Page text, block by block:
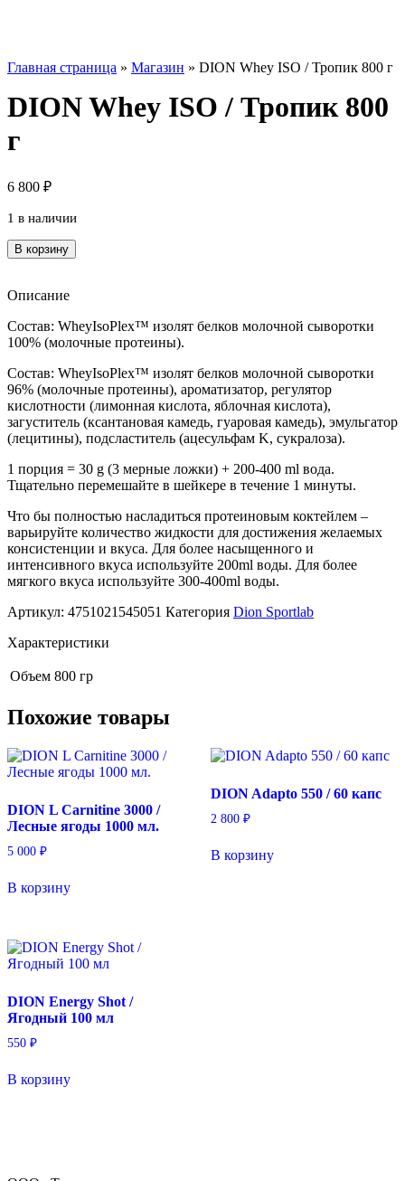
Главная страница » Магазин » DION Whey ISO / Тропик 800 г
DION Whey ISO / Тропик 800
г
6 800 ₽
1 в наличии
Количество
товара
Whey
/
Тропик
г
В корзину
Описание
Состав: WheyIsoPlex™ изолят белков молочной cыворотки
100% (молочные протеины).
Состав: WheyIsoPlex™ изолят белков молочной cыворотки
96% (молочные протеины), ароматизатор, регулятор
кислотности (лимонная кислота, яблочная кислота),
загуститель (ксантановая камедь, гуаровая камедь), эмульгатор
(лецитины), подсластитель (ацесульфам K, сукралоза).
1 порция = 30 g (3 мерные ложки) + 200-400 ml вода.
Тщательно перемешайте в шейкере в течение 1 минуты.
Что бы полностью насладиться протеиновым коктейлем –
варьируйте количество жидкости для достижения желаемых
консистенции и вкуса. Для более насыщенного и
интенсивного вкуса используйте 200ml воды. Для более
мягкого вкуса используйте 300-400ml воды.
Артикул: 4751021545051 Категория Dion Sportlab
Характеристики
Объем 800 гр
Похожие товары
DION L Carnitine 3000 /
Лесные ягоды 1000 мл.
5 000 ₽
В корзину
DION Adapto 550 / 60 капс
2 800 ₽
В корзину
DION Energy Shot /
Ягодный 100 мл
550 ₽
В корзину